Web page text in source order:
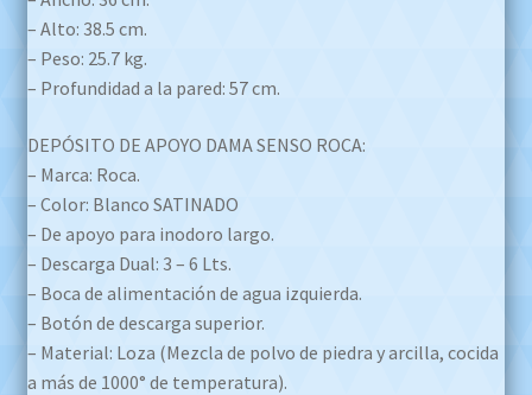
– Alto: 38.5 cm.
– Peso: 25.7 kg.
– Profundidad a la pared: 57 cm.
DEPÓSITO DE APOYO DAMA SENSO ROCA:
– Marca: Roca.
– Color: Blanco SATINADO
– De apoyo para inodoro largo.
– Descarga Dual: 3 – 6 Lts.
– Boca de alimentación de agua izquierda.
– Botón de descarga superior.
– Material: Loza (Mezcla de polvo de piedra y arcilla, cocida
a más de 1000° de temperatura).